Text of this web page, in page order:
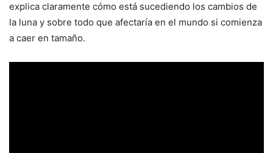
explica claramente cómo está sucediendo los cambios de
la luna y sobre todo que afectaría en el mundo si comienza
a caer en tamaño.